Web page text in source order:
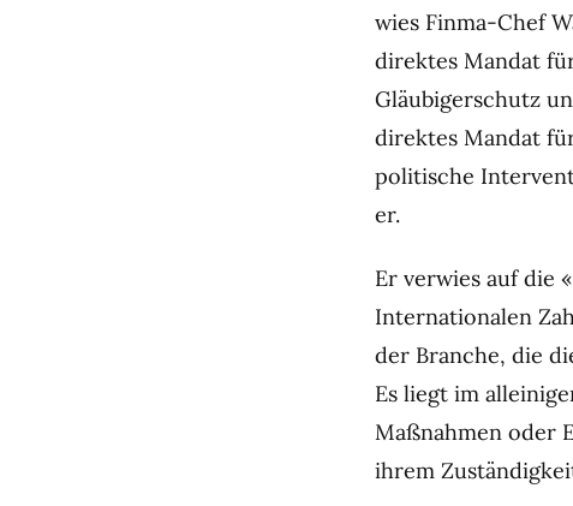
wies Finma-Chef
direktes Mandat
Gläubigerschutz
direktes Mandat
politische
er.
Er verwies auf die
Internationalen
der Branche, die
Es liegt im
Maßnahmen oder
ihrem